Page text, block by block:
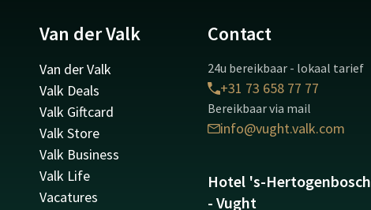
Van der Valk
Van der Valk
Valk Deals
Valk Giftcard
Valk Store
Valk Business
Valk Life
Vacatures
Contact
24u bereikbaar - lokaal tarief
+31 73 658 77 77
Bereikbaar via mail
info@vught.valk.com
Hotel 's-Hertogenbosch
- Vught